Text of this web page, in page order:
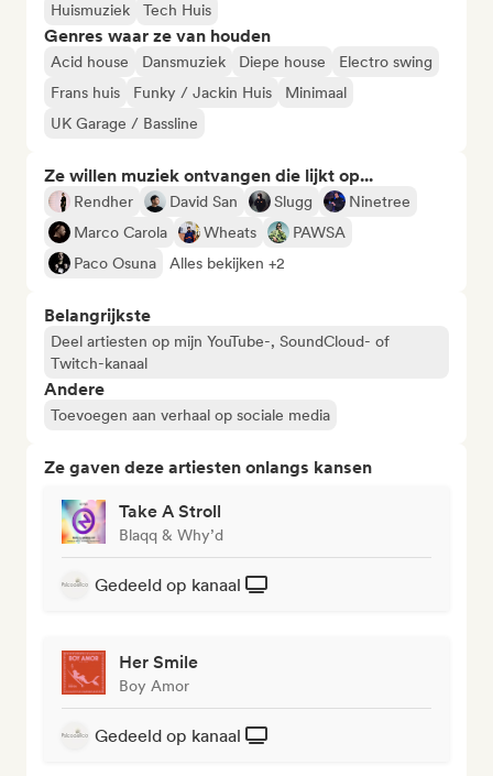
Huismuziek Tech Huis
Genres waar ze van houden
Acid house Dansmuziek Diepe house
Electro swing
Frans huis
Funky / Jackin Huis
Minimaal
UK Garage / Bassline
Ze willen muziek ontvangen die lijkt op...
Rendher David San Slugg
Ninetree
Marco Carola
Wheats
PAWSA
Paco Osuna
Alles bekijken +2
Belangrijkste
Deel artiesten op mijn YouTube-, SoundCloud- of
Twitch-kanaal
Andere
Toevoegen aan verhaal op sociale media
Ze gaven deze artiesten onlangs kansen
Take A Stroll
Blaqq & Why’d
Gedeeld op kanaal
Her Smile
Boy Amor
Gedeeld op kanaal